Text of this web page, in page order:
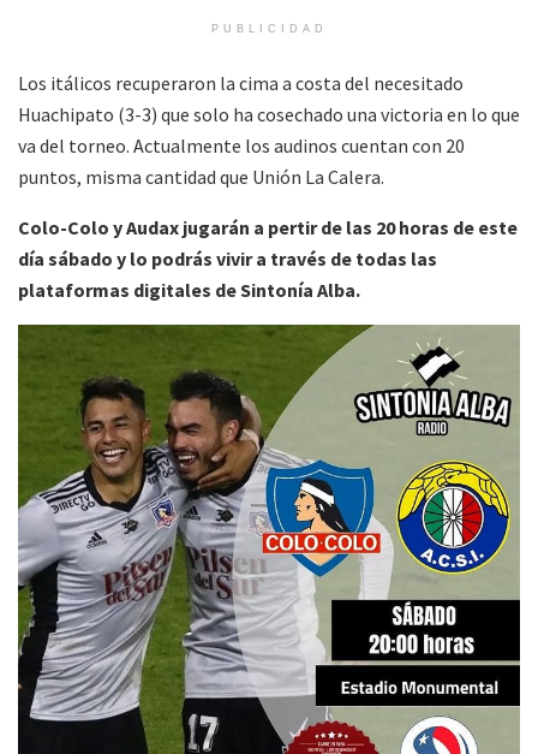
PUBLICIDAD
Los itálicos recuperaron la cima a costa del necesitado
Huachipato (3-3) que solo ha cosechado una victoria en lo que
va del torneo. Actualmente los audinos cuentan con 20
puntos, misma cantidad que Unión La Calera.
Colo-Colo y Audax jugarán a pertir de las 20 horas de este
día sábado y lo podrás vivir a través de todas las
plataformas digitales de Sintonía Alba.